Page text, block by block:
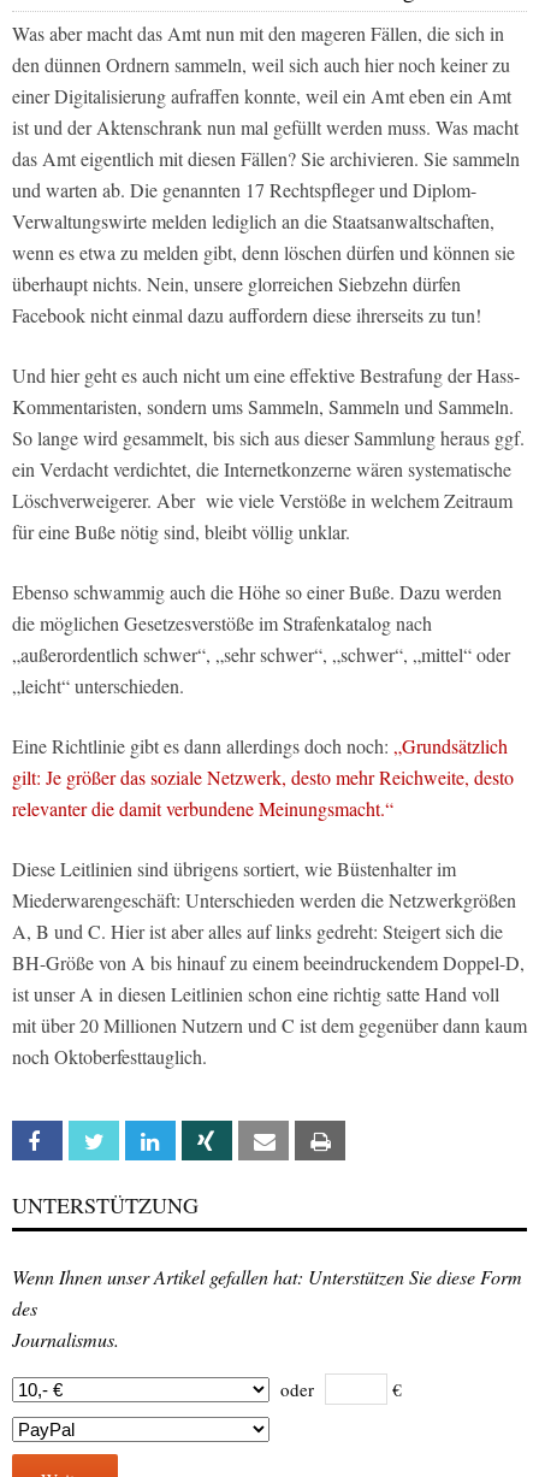
Was aber macht das Amt nun mit den mageren Fällen, die sich in
den dünnen Ordnern sammeln, weil sich auch hier noch keiner zu
einer Digitalisierung aufraffen konnte, weil ein Amt eben ein Amt
ist und der Aktenschrank nun mal gefüllt werden muss. Was macht
das Amt eigentlich mit diesen Fällen? Sie archivieren. Sie sammeln
und warten ab. Die genannten 17 Rechtspfleger und Diplom-
Verwaltungswirte melden lediglich an die Staatsanwaltschaften,
wenn es etwa zu melden gibt, denn löschen dürfen und können sie
überhaupt nichts. Nein, unsere glorreichen Siebzehn dürfen
Facebook nicht einmal dazu auffordern diese ihrerseits zu tun!
Und hier geht es auch nicht um eine effektive Bestrafung der Hass-
Kommentaristen, sondern ums Sammeln, Sammeln und Sammeln.
So lange wird gesammelt, bis sich aus dieser Sammlung heraus ggf.
ein Verdacht verdichtet, die Internetkonzerne wären systematische
Löschverweigerer. Aber wie viele Verstöße in welchem Zeitraum
für eine Buße nötig sind, bleibt völlig unklar.
Ebenso schwammig auch die Höhe so einer Buße. Dazu werden
die möglichen Gesetzesverstöße im Strafenkatalog nach
„außerordentlich schwer“, „sehr schwer“, „schwer“, „mittel“ oder
„leicht“ unterschieden.
Eine Richtlinie gibt es dann allerdings doch noch: „Grundsätzlich
gilt: Je größer das soziale Netzwerk, desto mehr Reichweite, desto
relevanter die damit verbundene Meinungsmacht.“
Diese Leitlinien sind übrigens sortiert, wie Büstenhalter im
Miederwarengeschäft: Unterschieden werden die Netzwerkgrößen
A, B und C. Hier ist aber alles auf links gedreht: Steigert sich die
BH-Größe von A bis hinauf zu einem beeindruckendem Doppel-D,
ist unser A in diesen Leitlinien schon eine richtig satte Hand voll
mit über 20 Millionen Nutzern und C ist dem gegenüber dann kaum
noch Oktoberfesttauglich.
Facebook Twitter Linkedin Xing Email
UNTERSTÜTZUNG
Wenn Ihnen unser Artikel gefallen hat: Unterstützen Sie diese Form
des
Journalismus.
oder €